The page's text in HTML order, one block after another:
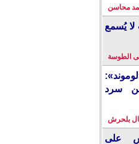
محاسن
يُسمع
الطوسة
سرد
بلحرش
على